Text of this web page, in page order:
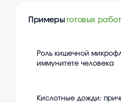
Примеры готовых работ
Роль кишечной
иммунитете человека
Кислотные дожди: